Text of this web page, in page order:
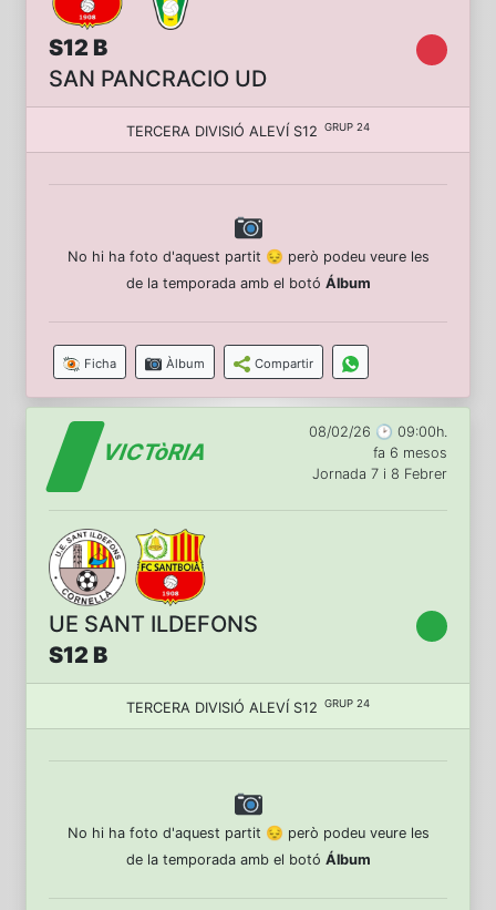
S12 B
SAN PANCRACIO UD
TERCERA DIVISIÓ ALEVÍ S12 GRUP 24
No hi ha foto d'aquest partit 😔 però podeu veure les
de la temporada amb el botó Álbum
Ficha Àlbum Compartir
VICTòRIA
08/02/26 🕑 09:00h.
fa 6 mesos
Jornada 7 i 8 Febrer
UE SANT ILDEFONS
S12 B
TERCERA DIVISIÓ ALEVÍ S12 GRUP 24
No hi ha foto d'aquest partit 😔 però podeu veure les
de la temporada amb el botó Álbum